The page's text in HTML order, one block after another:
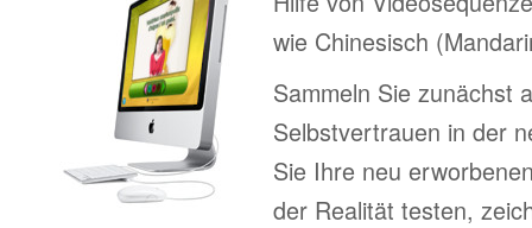
wie Chinesisch
Sammeln Sie zunächst
Selbstvertrauen in der
Sie Ihre neu
der Realität testen,